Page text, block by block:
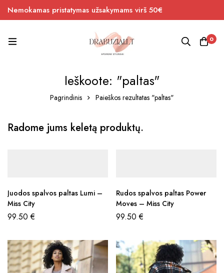
Nemokamas pristatymas užsakymams virš 50€
0
Ieškoote: "paltas"
Pagrindinis Paieškos rezultatas "paltas"
Radome jums keletą produktų.
Juodos spalvos paltas Lumi –
Miss City
99.50€
Rudos spalvos paltas Power
Moves – Miss City
99.50€